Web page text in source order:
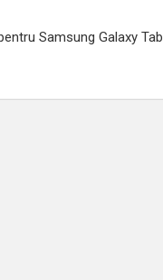
Samsung Galaxy Tab